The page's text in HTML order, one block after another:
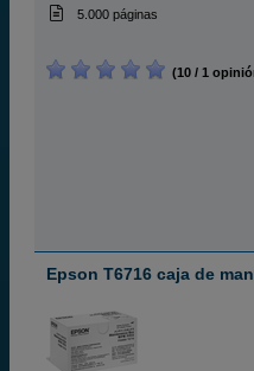
5.000 páginas
(10 / 1
Epson T6716 caja de